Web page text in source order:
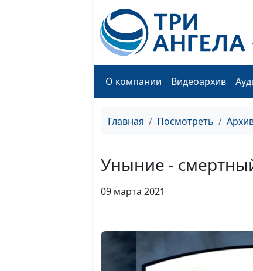
О компании Видеоархив
Главная Посмотреть
Уныние -
09 марта 2021